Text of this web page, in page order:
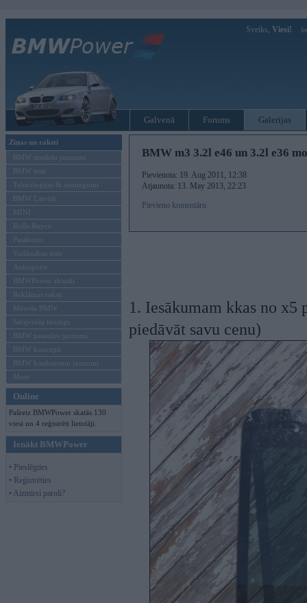
Sveiks, Viesi!
Galvenā Forums Galerijas
Ziņas un raksti
BMW modeļu jaunumi
BMW testi
Tehnoloģijas & sasniegumi
BMW Latvijā
MINI
Rolls-Royce
Pasākumi
Vadāmības tests
Autosports
BMWPower aktuāli
Reklāmas raksti
Mēneša BMW
Sērijveida tūnings
BMW pasaules jaunumi
BMW koncepti
BMW konkurentu jaunumi
Moto
Online
Pašreiz BMWPower skatās 130
viesi un 4 reģistrēti lietotāji.
Ienākt BMWPower
• Pieslēgties
• Reģistrēties
• Aizmirsi paroli?
BMW m3 3.2l e46 un 3.2l e36
Pievienota: 19. Aug 2011, 12:38
Atjaunota: 13. May 2013, 22:23
Pievieno komentāru
1. Iesākumam kkas no
piedāvāt savu cenu)